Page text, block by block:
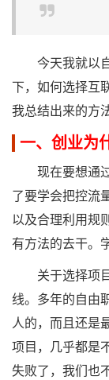
今天我就以自
下，如何选择互
我总结出来的方
一、创业为
现在要想通过
了要学会把控流
以及合理利用规
有方法的去干。
关于选择项目
线。多年的自由
人的，而且还是
项目，几乎都是
失败了，我们也